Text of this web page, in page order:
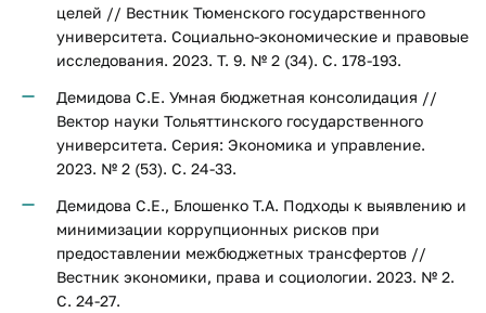
целей // Вестник Тюменского государственного
университета. Социально-экономические и правовые
исследования. 2023. Т. 9. № 2 (34). С. 178-193.
Демидова С.Е. Умная бюджетная консолидация //
Вектор науки Тольяттинского государственного
университета. Серия: Экономика и управление.
2023. № 2 (53). С. 24-33.
Демидова С.Е., Блошенко Т.А. Подходы к выявлению и
минимизации коррупционных рисков при
предоставлении межбюджетных трансфертов //
Вестник экономики, права и социологии. 2023. № 2.
С. 24-27.